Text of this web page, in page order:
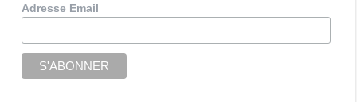
Adresse Email